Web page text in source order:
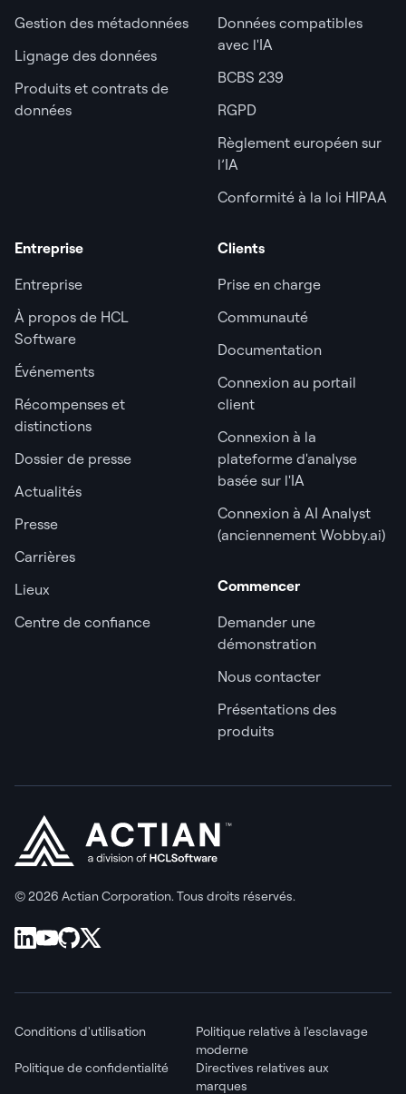
Gestion des métadonnées
Lignage des données
Produits et contrats de
données
Données compatibles
avec l'IA
BCBS 239
RGPD
Règlement européen sur
l’IA
Conformité à la loi HIPAA
Entreprise
Entreprise
À propos de HCL
Software
Événements
Récompenses et
distinctions
Dossier de presse
Actualités
Presse
Carrières
Lieux
Centre de confiance
Clients
Prise en charge
Communauté
Documentation
Connexion au portail
client
Connexion à la
plateforme d'analyse
basée sur l'IA
Connexion à AI Analyst
(anciennement Wobby.ai)
Commencer
Demander une
démonstration
Nous contacter
Présentations des
produits
© 2026 Actian Corporation. Tous droits réservés.
Conditions d'utilisation
Politique relative à l'esclavage
moderne
Politique de confidentialité
Directives relatives aux
marques